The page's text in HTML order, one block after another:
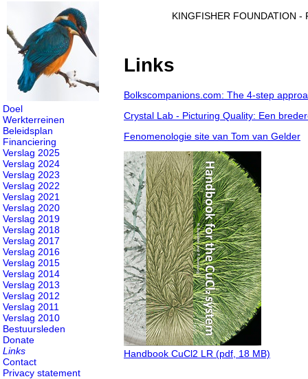
Links
Bolkscompanions.com: The 4-step
Crystal Lab - Picturing Quality: Een
Fenomenologie site van Tom van Gelder
Handbook CuCl2 LR (pdf, 18 MB)
Doel
Werkterreinen
Beleidsplan
Financiering
Verslag 2025
Verslag 2024
Verslag 2023
Verslag 2022
Verslag 2021
Verslag 2020
Verslag 2019
Verslag 2018
Verslag 2017
Verslag 2016
Verslag 2015
Verslag 2014
Verslag 2013
Verslag 2012
Verslag 2011
Verslag 2010
Bestuursleden
Donate
Links
Contact
Privacy statement
KINGFISHER FOUNDATION